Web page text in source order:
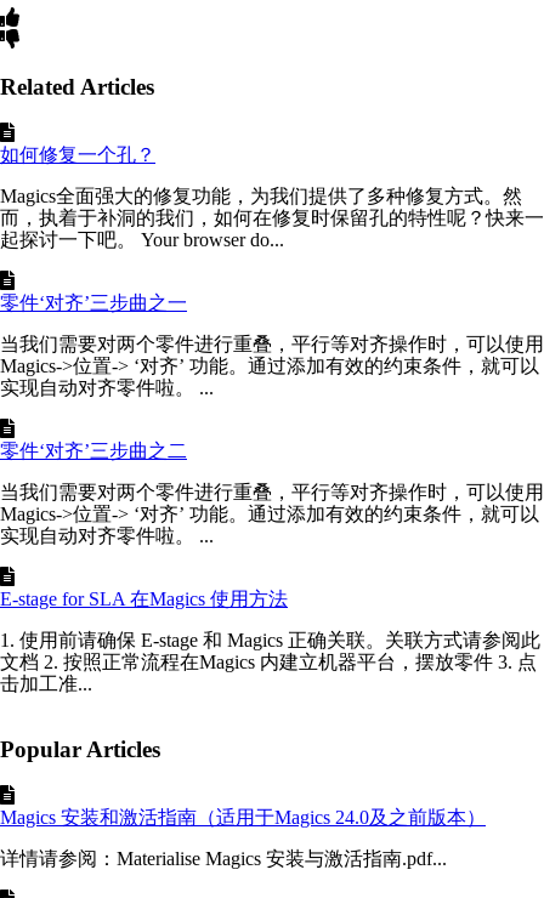
Related Articles
如何修复一个孔？
Magics全面强大的修复功能，为我们提供了多种修复方式。然
而，执着于补洞的我们，如何在修复时保留孔的特性呢？快来一
起探讨一下吧。 Your browser do...
零件‘对齐’三步曲之一
当我们需要对两个零件进行重叠，平行等对齐操作时，可以使用
Magics->位置-> ‘对齐’ 功能。通过添加有效的约束条件，就可以
实现自动对齐零件啦。 ...
零件‘对齐’三步曲之二
当我们需要对两个零件进行重叠，平行等对齐操作时，可以使用
Magics->位置-> ‘对齐’ 功能。通过添加有效的约束条件，就可以
实现自动对齐零件啦。 ...
E-stage for SLA 在Magics 使用方法
1. 使用前请确保 E-stage 和 Magics 正确关联。关联方式请参阅此
文档 2. 按照正常流程在Magics 内建立机器平台，摆放零件 3. 点
击加工准...
Popular Articles
Magics 安装和激活指南（适用于Magics 24.0及之前版本）
详情请参阅：Materialise Magics 安装与激活指南.pdf...